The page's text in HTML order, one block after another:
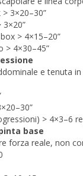
> 3×20–30”
3×20”
> 4×15–20”
> 4×30–45”
e tenuta
> 4×3–6
base
forza reale, non